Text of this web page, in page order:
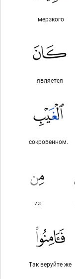
мерзкого
является
сокровенном.
из
Так веруйте же